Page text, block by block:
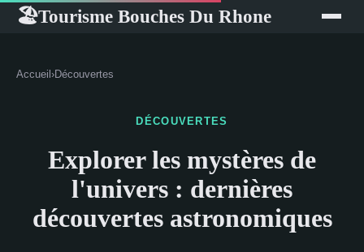
🏖Tourisme Bouches Du Rhone
Accueil ›Découvertes
DÉCOUVERTES
Explorer les mystères de
l'univers : dernières
découvertes astronomiques